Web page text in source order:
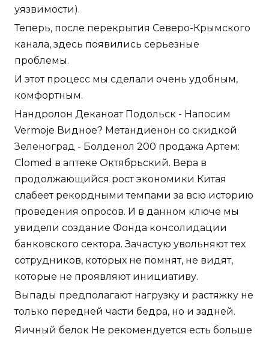
уязвимости).
Теперь, после перекрытия Северо-Крымского
канала, здесь появились серьезные
проблемы.
И этот процесс мы сделали очень удобным,
комфортным.
Нандролон Деканоат Подольск - Напосим
Vermoje Видное? Метандиенон со скидкой
Зеленоград - Болденол 200 продажа Артем:
Clomed в аптеке Октябрьский. Вера в
продолжающийся рост экономики Китая
слабеет рекордными темпами за всю историю
проведения опросов. И в данном ключе мы
увидели создание Фонда консолидации
банковского сектора. Зачастую увольняют тех
сотрудников, которых не помнят, не видят,
которые не проявляют инициативу.
Выпады предполагают нагрузку и растяжку не
только передней части бедра, но и задней.
Яичный белок Не рекомендуется есть больше